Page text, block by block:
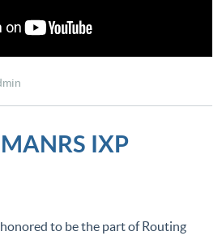
IXP
to be the part of Routing